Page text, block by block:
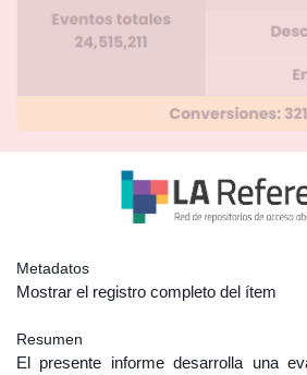
Metadatos
Mostrar el registro completo del ítem
Resumen
El presente informe desarrolla una